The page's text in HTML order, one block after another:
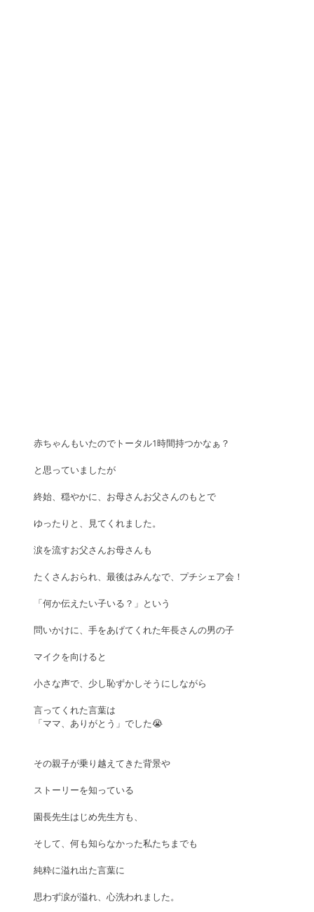
赤ちゃんもいたのでトータル1時間持つかなぁ？
と思っていましたが
終始、穏やかに、お母さんお父さんのもとで
ゆったりと、見てくれました。
涙を流すお父さんお母さんも
たくさんおられ、最後はみんなで、プチシェア会！
「何か伝えたい子いる？」という
問いかけに、手をあげてくれた年長さんの男の子
マイクを向けると
小さな声で、少し恥ずかしそうにしながら
言ってくれた言葉は
「ママ、ありがとう」でした😭
その親子が乗り越えてきた背景や
ストーリーを知っている
園長先生はじめ先生方も、
そして、何も知らなかった私たちまでも
純粋に溢れ出た言葉に
思わず涙が溢れ、心洗われました。